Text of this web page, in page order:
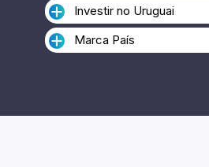
Investir no Uruguai
Marca País